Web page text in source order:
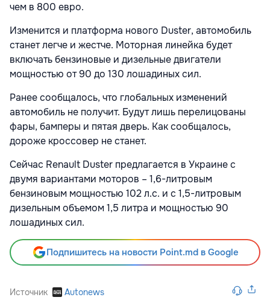
чем в 800 евро.
Изменится и платформа нового Duster, автомобиль
станет легче и жестче. Моторная линейка будет
включать бензиновые и дизельные двигатели
мощностью от 90 до 130 лошадиных сил.
Ранее сообщалось, что глобальных изменений
автомобиль не получит. Будут лишь перелицованы
фары, бамперы и пятая дверь. Как сообщалось,
дороже кроссовер не станет.
Сейчас Renault Duster предлагается в Украине с
двумя вариантами моторов – 1,6-литровым
бензиновым мощностью 102 л.с. и с 1,5-литровым
дизельным объемом 1,5 литра и мощностью 90
лошадиных сил.
Подпишитесь на новости Point.md в Google
Источник Autonews